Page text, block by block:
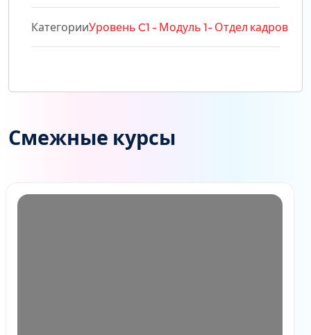
КатегорииУровень C1 - Модуль 1- Отдел кадров
Смежные курсы